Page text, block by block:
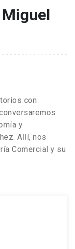
con
y
Allí, nos
Comercial y su